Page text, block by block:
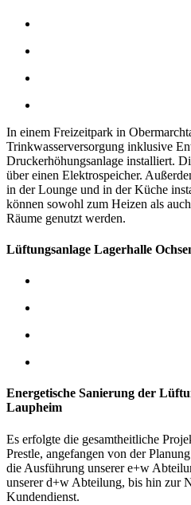
In einem Freizeitpark in
Trinkwasserversorgung inklusive
Druckerhöhungsanlage installiert.
über einen Elektrospeicher.
in der Lounge und in der Küche
können sowohl zum Heizen als
Räume genutzt werden.
Lüftungsanlage Lagerhalle
Energetische Sanierung der
Laupheim
Es erfolgte die gesamtheitliche
Prestle, angefangen von der
die Ausführung unserer e+w
unserer d+w Abteilung, bis hin zur
Kundendienst.